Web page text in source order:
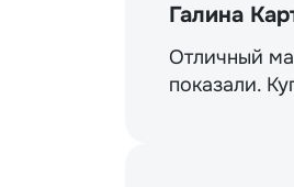
Галина
Отличный
показали.